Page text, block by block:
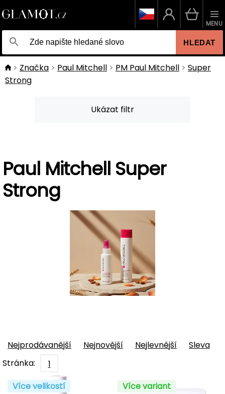
HLEDAT
MENU
Značka Paul Mitchell PM Paul Mitchell
Super
Strong
Ukázat filtr
Paul Mitchell Super
Strong
Nejprodávanější Nejnovější Nejlevnější
Sleva
Stránka:
1
Více velikostí
Více variant